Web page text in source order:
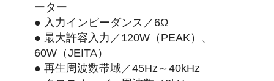
ーター
● 入力インピーダンス／6Ω
● 最大許容入力／120W（PEAK）、
60W（JEITA）
● 再生周波数帯域／45Hz～40kHz